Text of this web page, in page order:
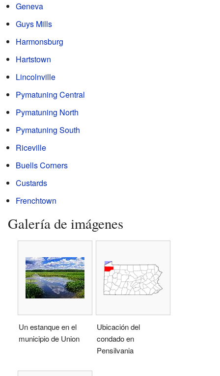
Geneva
Guys Mills
Harmonsburg
Hartstown
Lincolnville
Pymatuning Central
Pymatuning North
Pymatuning South
Riceville
Buells Corners
Custards
Frenchtown
Galería de imágenes
Un estanque en el
municipio de Union
Ubicación del
condado en
Pensilvania